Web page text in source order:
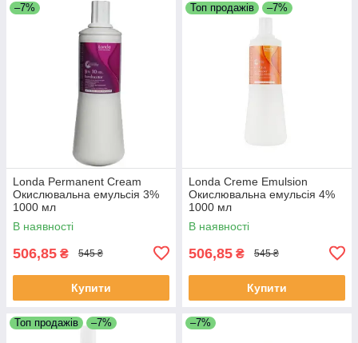
–7%
Londa Permanent Cream
Окислювальна емульсія 3%
1000 мл
В наявності
506,85 ₴ 545 ₴
Купити
Топ продажів –7%
Londa Creme Emulsion
Окислювальна емульсія 4%
1000 мл
В наявності
506,85 ₴ 545 ₴
Купити
Топ продажів –7% –7%